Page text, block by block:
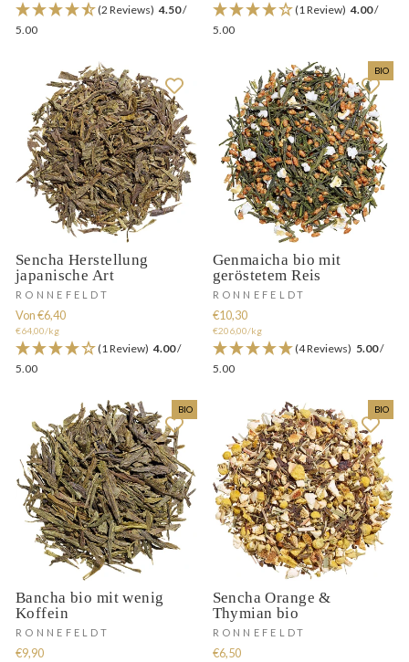
(2 Reviews) 4.50/
5.00
(1 Review) 4.00/
5.00
Sencha Herstellung
japanische Art
RONNEFELDT
Von €6,40
€64,00/kg
(1 Review) 4.00/
5.00
BIO
Genmaicha bio mit
geröstetem Reis
RONNEFELDT
€10,30
€206,00/kg
(4 Reviews) 5.00/
5.00
BIO
Bancha bio mit wenig
Koffein
RONNEFELDT
€9,90
BIO
Sencha Orange &
Thymian bio
RONNEFELDT
€6,50